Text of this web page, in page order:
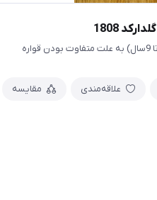
1808
لطفا مطالعه بفرمایید حدودا مناسب (2 تا 9سال) به علت متفاوت بودن قواره
علاقه‌مندی مقایسه